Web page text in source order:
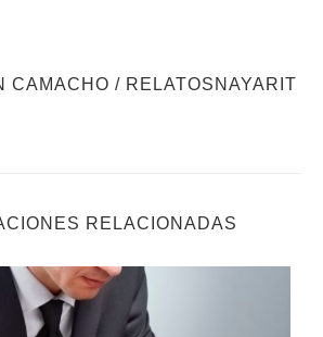
CAMACHO / RELATOSNAYARIT
RELACIONADAS